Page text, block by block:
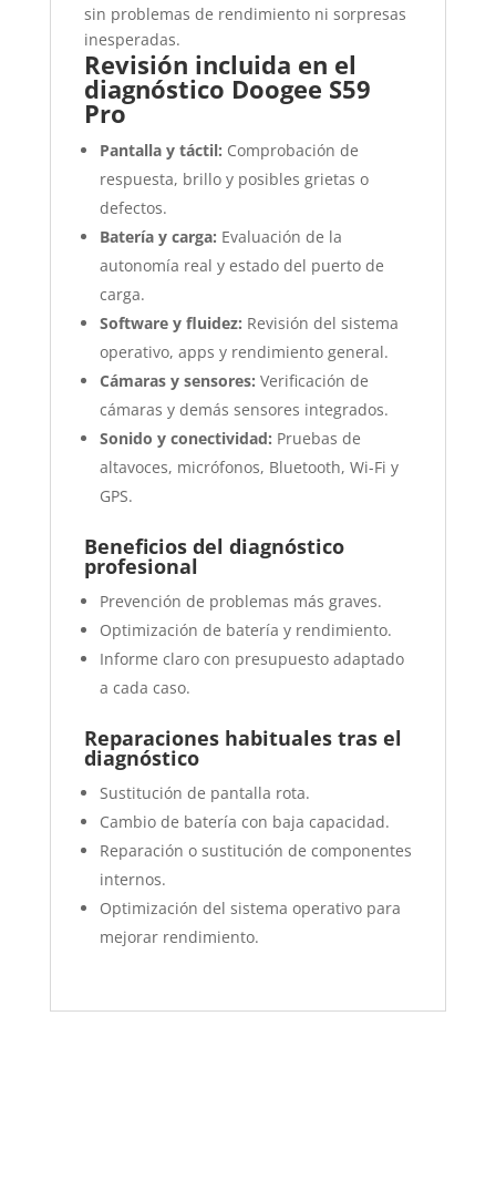
sin problemas de rendimiento ni sorpresas
inesperadas.
Revisión incluida en el
diagnóstico Doogee S59
Pro
Pantalla y táctil: Comprobación de
respuesta, brillo y posibles grietas o
defectos.
Batería y carga: Evaluación de la
autonomía real y estado del puerto de
carga.
Software y fluidez: Revisión del sistema
operativo, apps y rendimiento general.
Cámaras y sensores: Verificación de
cámaras y demás sensores integrados.
Sonido y conectividad: Pruebas de
altavoces, micrófonos, Bluetooth, Wi-Fi y
GPS.
Beneficios del diagnóstico
profesional
Prevención de problemas más graves.
Optimización de batería y rendimiento.
Informe claro con presupuesto adaptado
a cada caso.
Reparaciones habituales tras el
diagnóstico
Sustitución de pantalla rota.
Cambio de batería con baja capacidad.
Reparación o sustitución de componentes
internos.
Optimización del sistema operativo para
mejorar rendimiento.